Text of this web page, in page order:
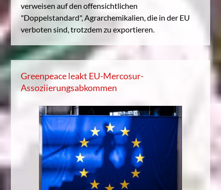
verweisen auf den offensichtlichen
"Doppelstandard", Agrarchemikalien, die in der EU
verboten sind, trotzdem zu exportieren.
Greenpeace leakt EU-Mercosur-
Assoziierungsabkommen